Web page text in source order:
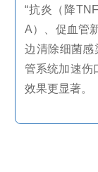
“抗炎（降
A）、促血管
边清除细菌感
管系统加速伤
效果更显著。